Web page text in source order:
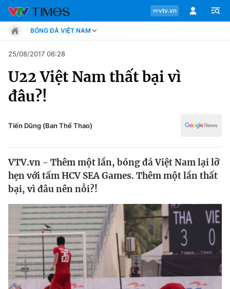
vtv.vn
Chuyên mục
Tin tức
Phong cách
Chân dung
Sự kiện
Bóng đá
Thể thao Điện tử
BÓNG ĐÁ VIỆT NAM
Move
Phong cách
Chân dung
Sự kiện
Thể thao điện tử
Bên lề
25/08/2017 06:28
U22 Việt Nam thất bại vì
đâu?!
Tiến Dũng (Ban Thể Thao)
VTV.vn - Thêm một lần, bóng đá Việt Nam lại lỡ
hẹn với tấm HCV SEA Games. Thêm một lần thất
bại, vì đâu nên nỗi?!